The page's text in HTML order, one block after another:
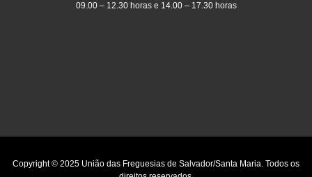
09.00 – 12.30 horas e 14.00 – 17.30 horas
Copyright © 2025 União das Freguesias de Salvador/Santa Maria. Todos os